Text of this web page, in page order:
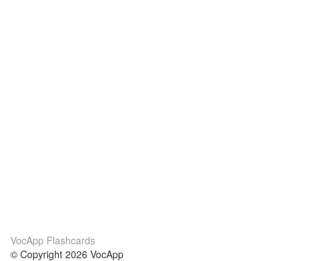
VocApp Flashcards
© Copyright 2026 VocApp